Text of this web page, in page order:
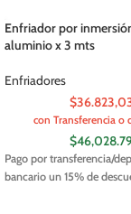
Enfriador por
aluminio x 3 mts
Enfriadores
con Transferencia o
$
Pago por transferencia/
bancario un 15% de